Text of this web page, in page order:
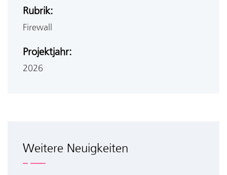
Rubrik:
Firewall
Projektjahr:
2026
Weitere Neuigkeiten